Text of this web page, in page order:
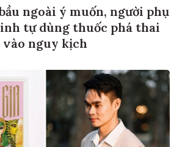
ngoài ý muốn, người phụ
tự dùng thuốc phá thai
nguy kịch